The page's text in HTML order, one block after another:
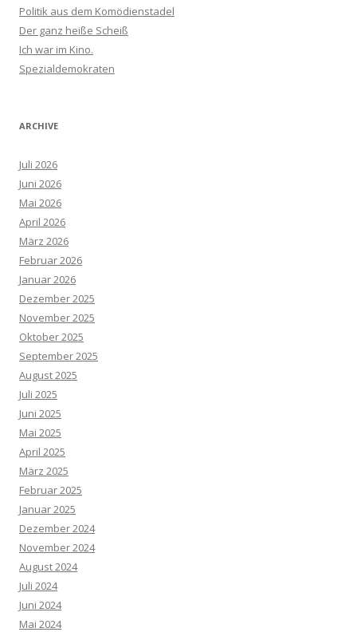
Politik aus dem Komödienstadel
Der ganz heiße Scheiß
Ich war im Kino.
Spezialdemokraten
ARCHIVE
Juli 2026
Juni 2026
Mai 2026
April 2026
März 2026
Februar 2026
Januar 2026
Dezember 2025
November 2025
Oktober 2025
September 2025
August 2025
Juli 2025
Juni 2025
Mai 2025
April 2025
März 2025
Februar 2025
Januar 2025
Dezember 2024
November 2024
August 2024
Juli 2024
Juni 2024
Mai 2024